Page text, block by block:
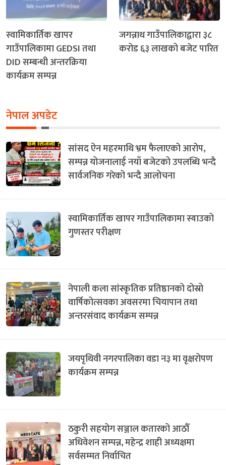
स्वामिकार्तिक खापर
गाउँपालिकामा GEDSI तथा
DID सम्बन्धी अन्तरक्रिया
कार्यक्रम सम्पन्न
जगन्नाथ गाउँपालिकाद्वारा ३८
करोड ६३ लाखको बजेट पारित
नेपाल अपडेट
सांसद ऐन महरमाथि भ्रम फैलाएको आरोप,
सम्पन्न योजनालाई नयाँ बजेटको उपलब्धि भन्दै
सार्वजनिक गरेको भन्दै आलोचना
स्वामिकार्तिक खापर गाउँपालिकामा स्याउको
गुणस्तर परीक्षण
नेपाली कला सांस्कृतिक प्रतिष्ठानको दोस्रो
वार्षिकोत्सवका अवसरमा चियापान तथा
अन्तरसंवाद कार्यक्रम सम्पन्न
जयपृथिवी नगरपालिका वडा न३ मा वृक्षरोपण
कार्यक्रम सम्पन्न
ठकुरी सहयोग सञ्जाल कतारको आठौँ
अधिवेशन सम्पन्न, महेन्द्र शाही अध्यक्षमा
सर्वसम्मत निर्वाचित